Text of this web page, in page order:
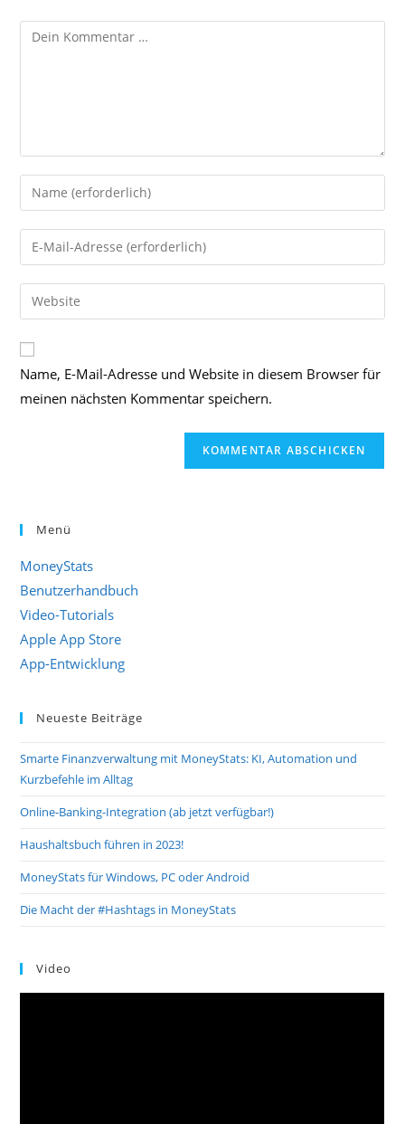
Kommentar
Gib
deinen
Namen
oder
zum
Kommentieren
ein
Gib
deine
E-
Mail-
zum
Kommentieren
ein
Gib
deine
Website-
URL
ein
(optional)
Name, E-Mail-Adresse und Website in diesem Browser für
meinen nächsten Kommentar speichern.
Menü
MoneyStats
Benutzerhandbuch
Video-Tutorials
Apple App Store
App-Entwicklung
Neueste Beiträge
Smarte Finanzverwaltung mit MoneyStats: KI, Automation und
Kurzbefehle im Alltag
Online-Banking-Integration (ab jetzt verfügbar!)
Haushaltsbuch führen in 2023!
MoneyStats für Windows, PC oder Android
Die Macht der #Hashtags in MoneyStats
Video